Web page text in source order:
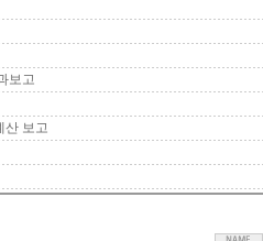
보고
산 보고